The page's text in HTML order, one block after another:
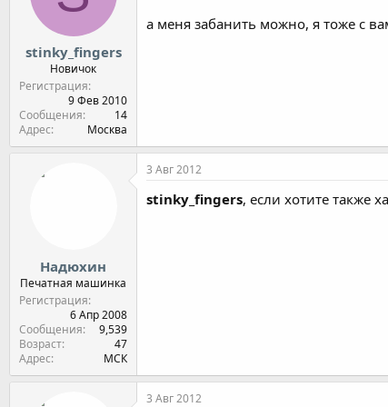
stinky_fingers
Новичок
Регистрация
9 Фев 2010
Сообщения
14
Адрес
Москва
а меня забанить можно, я тоже с
Надюхин
Печатная машинка
Регистрация
6 Апр 2008
Сообщения
9,539
Возраст
47
Адрес
МСК
3 Авг 2012
stinky_fingers, если хотите также
3 Авг 2012